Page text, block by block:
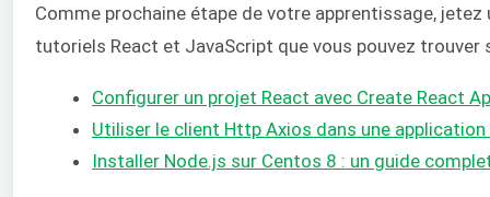
Comme prochaine étape de votre apprentissage,
tutoriels React et JavaScript que vous pouvez trouver
Configurer un projet React avec Create React
Utiliser le client Http Axios dans une
Installer Node.js sur Centos 8 : un guide